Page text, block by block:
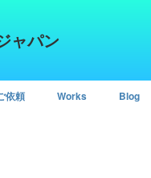
ャパン
依頼 Works Blog